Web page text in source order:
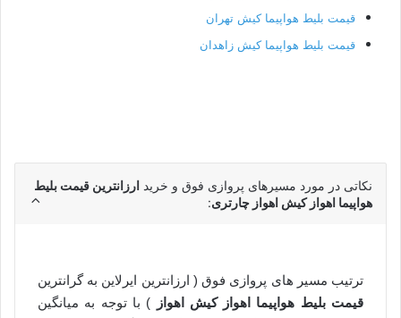
قیمت بلیط هواپیما کیش تهران
قیمت بلیط هواپیما کیش زاهدان
نکاتی در مورد مسیرهای پروازی فوق و خرید ارزانترین قیمت بلیط
هواپیما اهواز کیش اهواز چارتری:
ترتیب مسیر های پروازی فوق ( ارزانترین ایرلاین به گرانترین
قیمت بلیط هواپیما
اهواز کیش اهواز
) با توجه به میانگین